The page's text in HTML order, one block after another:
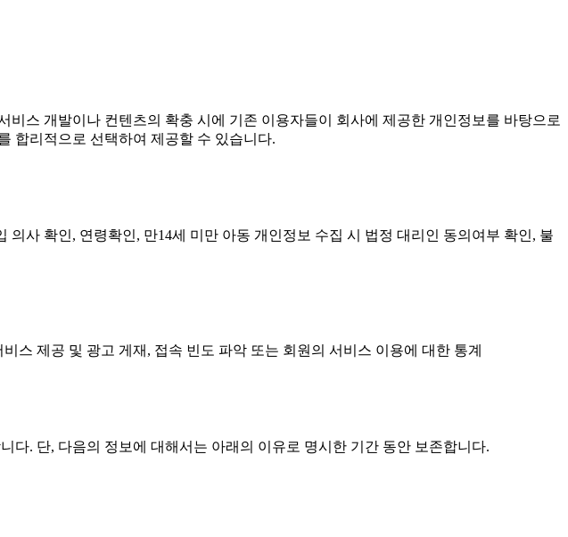
스 개발이나 컨텐츠의 확충 시에 기존 이용자들이 회사에 제공한 개인정보를 바탕으로
합리적으로 선택하여 제공할 수 있습니다.
사 확인, 연령확인, 만14세 미만 아동 개인정보 수집 시 법정 대리인 동의여부 확인, 불
스 제공 및 광고 게재, 접속 빈도 파악 또는 회원의 서비스 이용에 대한 통계
. 단, 다음의 정보에 대해서는 아래의 이유로 명시한 기간 동안 보존합니다.